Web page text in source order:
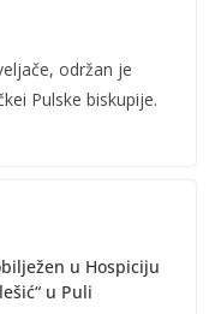
održan je
Pulske biskupije.
u Hospiciju
u Puli